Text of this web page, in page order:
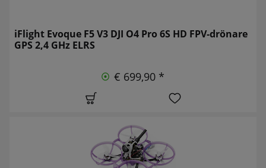
iFlight Evoque F5 V3 DJI O4 Pro 6S HD FPV-drönare
GPS 2,4 GHz ELRS
€ 699,90 *